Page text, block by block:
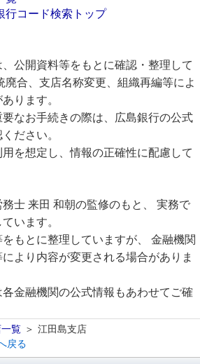
行コード検索トップ
公開資料等をもとに確認・整理して
廃合、支店名称変更、組織再編等によ
ります。
なお手続きの際は、広島銀行の公式
ださい。
を想定し、情報の正確性に配慮して
士 来田 和朝の監修のもと、 実務で
います。
もとに整理していますが、 金融機関
より内容が変更される場合がありま
金融機関の公式情報もあわせてご確
覧
江田島支店
戻る